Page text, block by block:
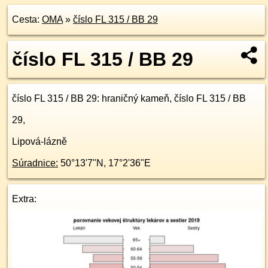
Cesta: OMA» číslo FL 315 / BB 29
číslo FL 315 / BB 29
číslo FL 315 / BB 29: hraničný kameň, číslo FL 315 / BB
29,
Lipová-lázně
Súradnice: 50°13'7"N , 17°2'36"E
Extra: